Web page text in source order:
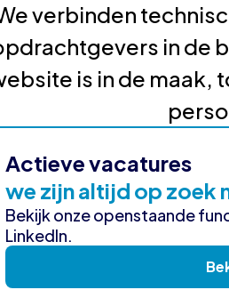
verbinden
in de
is in de maak,
Actieve vacatures
we zijn altijd op zoek
Bekijk onze openstaande
LinkedIn.